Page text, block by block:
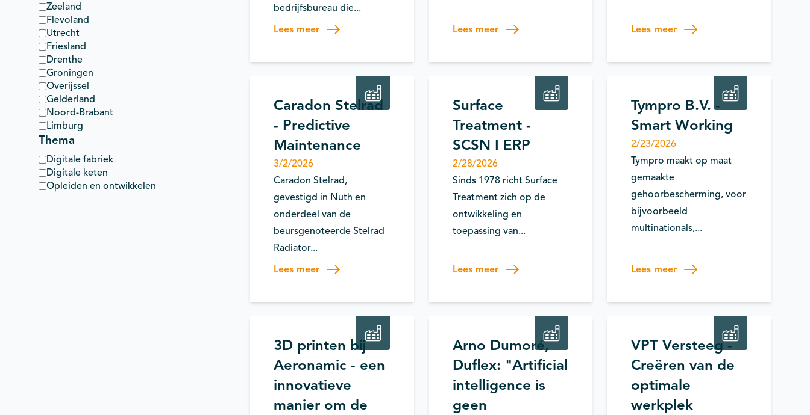
Zeeland
Flevoland
Utrecht
Friesland
Drenthe
Groningen
Overijssel
Gelderland
Noord-Brabant
Limburg
Thema
Digitale fabriek
Digitale keten
Opleiden en ontwikkelen
bedrijfsbureau die...
Lees meer
Lees meer Lees meer
Caradon Stelrad
- Predictive
Maintenance
3/2/2026
Caradon Stelrad,
gevestigd in Nuth en
onderdeel van de
beursgenoteerde Stelrad
Radiator...
Lees meer
Surface
Treatment -
SCSN I ERP
2/28/2026
Sinds 1978 richt Surface
Treatment zich op de
ontwikkeling en
toepassing van...
Lees meer
Tympro B.V. -
Smart Working
2/23/2026
Tympro maakt op maat
gemaakte
gehoorbescherming, voor
bijvoorbeeld
multinationals,...
Lees meer
3D printen bij
Aeronamic - een
innovatieve
manier om de
Arno Dumoré,
Duflex: "Artificial
intelligence is
geen
VPT Versteeg -
Creëren van de
optimale
werkplek